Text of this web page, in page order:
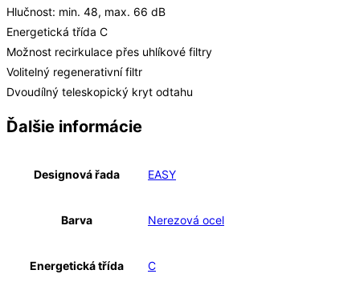
Hlučnost: min. 48, max. 66 dB
Energetická třída C
Možnost recirkulace přes uhlíkové filtry
Volitelný regenerativní filtr
Dvoudílný teleskopický kryt odtahu
Ďalšie informácie
Designová řada EASY
Barva Nerezová ocel
Energetická třída C